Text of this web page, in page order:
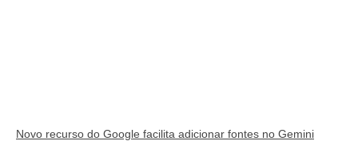
Novo recurso do Google facilita adicionar fontes no Gemini